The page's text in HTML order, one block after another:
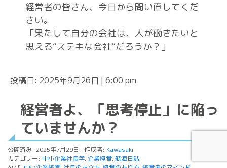
経営者の皆さん、今日から問い直してくだ
さい。
「果たして自分の会社は、人が働きたいと
思える“ステキな会社”だろうか？」
投稿日: 2025年9月26日 | 6:00 pm
経営者よ、「思考停止」に陥っ
ていませんか？
公開済み: 2025年7月29日 作成者: Kawasaki
カテゴリー: 中小企業社長学,企業経営,航海日誌